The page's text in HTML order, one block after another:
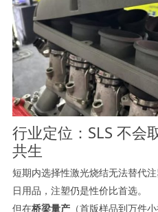
行业定位：SLS 不会
共生
短期内选择性激光烧结无法替代
日用品，注塑仍是性价比首选。
但在桥梁量产（首版样品到万件